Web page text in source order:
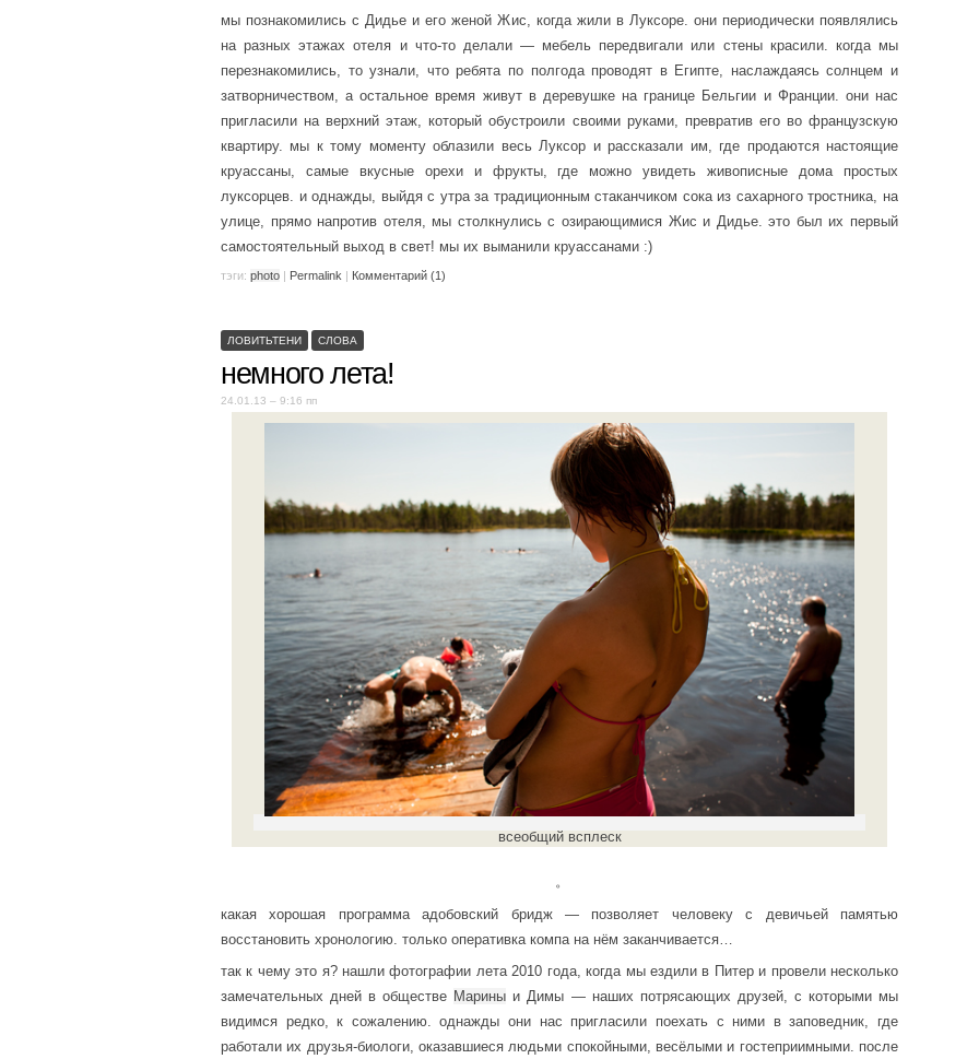
мы познакомились с Дидье и его женой Жис, когда жили в Луксоре. они периодически появлялись
на разных этажах отеля и что-то делали — мебель передвигали или стены красили. когда мы
перезнакомились, то узнали, что ребята по полгода проводят в Египте, наслаждаясь солнцем и
затворничеством, а остальное время живут в деревушке на границе Бельгии и Франции. они нас
пригласили на верхний этаж, который обустроили своими руками, превратив его во французскую
квартиру. мы к тому моменту облазили весь Луксор и рассказали им, где продаются настоящие
круассаны, самые вкусные орехи и фрукты, где можно увидеть живописные дома простых
луксорцев. и однажды, выйдя с утра за традиционным стаканчиком сока из сахарного тростника, на
улице, прямо напротив отеля, мы столкнулись с озирающимися Жис и Дидье. это был их первый
самостоятельный выход в свет! мы их выманили круассанами :)
тэги: photo | Permalink | Комментарий (1)
ЛОВИТЬТЕНИ СЛОВА
немного лета!
24.01.13 – 9:16 пп
всеобщий всплеск
。
какая хорошая программа адобовский бридж — позволяет человеку с девичьей памятью
восстановить хронологию. только оперативка компа на нём заканчивается…
так к чему это я? нашли фотографии лета 2010 года, когда мы ездили в Питер и провели несколько
замечательных дней в обществе Марины и Димы — наших потрясающих друзей, с которыми мы
видимся редко, к сожалению. однажды они нас пригласили поехать с ними в заповедник, где
работали их друзья-биологи, оказавшиеся людьми спокойными, весёлыми и гостеприимными. после